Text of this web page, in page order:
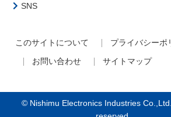
SNS
このサイトについて
プライバシーポ
お問い合わせ
サイトマップ
© Nishimu Electronics Industries